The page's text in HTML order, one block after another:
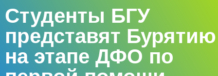
Студенты БГУ
представят Бурятию
на этапе ДФО по